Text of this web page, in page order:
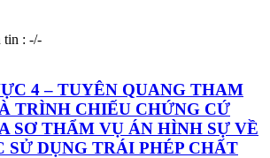
tin : -/-
4 – TUYÊN QUANG THAM
TRÌNH CHIẾU CHỨNG CỨ
SƠ THẨM VỤ ÁN HÌNH SỰ VỀ
SỬ DỤNG TRÁI PHÉP CHẤT